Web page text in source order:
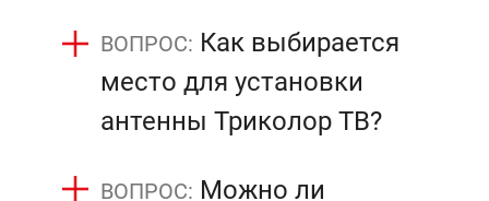
Как выбирается
место для установки
антенны Триколор ТВ?
Можно ли